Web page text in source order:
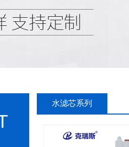
水滤芯系列